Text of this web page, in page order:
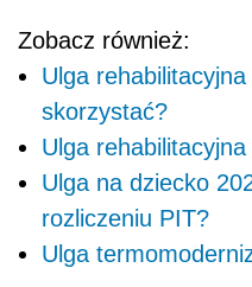
Zobacz również:
Ulga
skorzystać?
Ulga
Ulga na dziecko
rozliczeniu PIT?
Ulga